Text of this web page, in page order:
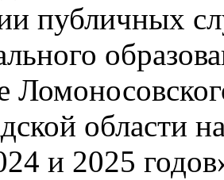
публичных
области
и 2025